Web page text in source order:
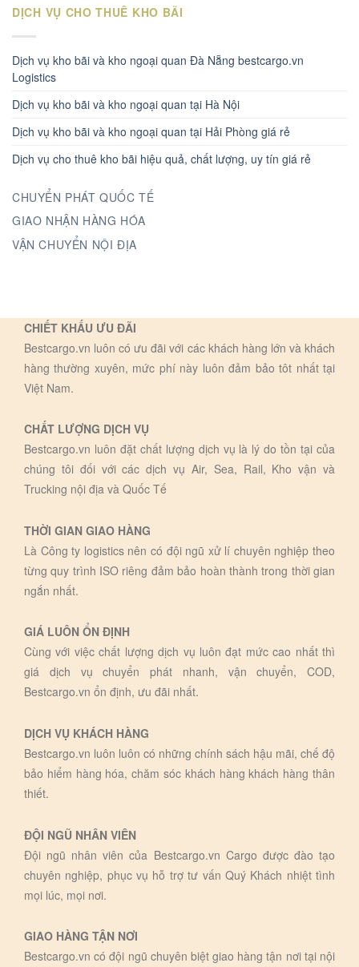
DỊCH VỤ CHO THUÊ KHO BÃI
Dịch vụ kho bãi và kho ngoại quan Đà Nẵng bestcargo.vn
Logistics
Dịch vụ kho bãi và kho ngoại quan tại Hà Nội
Dịch vụ kho bãi và kho ngoại quan tại Hải Phòng giá rẻ
Dịch vụ cho thuê kho bãi hiệu quả, chất lượng, uy tín giá rẻ
CHUYỂN PHÁT QUỐC TẾ
GIAO NHẬN HÀNG HÓA
VẬN CHUYỂN NỘI ĐỊA
CHIẾT KHẤU ƯU ĐÃI
Bestcargo.vn luôn có ưu đãi với các khách hàng lớn và khách
hàng thường xuyên, mức phí này luôn đảm bảo tôt nhất tại
Việt Nam.
CHẤT LƯỢNG DỊCH VỤ
Bestcargo.vn luôn đặt chất lượng dịch vụ là lý do tồn tại của
chúng tôi đối với các dịch vụ Air, Sea, Rail, Kho vận và
Trucking nội địa và Quốc Tế
THỜI GIAN GIAO HÀNG
Là Công ty logistics nên có đội ngũ xử lí chuyên nghiệp theo
từng quy trình ISO riêng đảm bảo hoàn thành trong thời gian
ngắn nhất.
GIÁ LUÔN ỔN ĐỊNH
Cùng với việc chất lượng dịch vụ luôn đạt mức cao nhất thì
giá dịch vụ chuyển phát nhanh, vận chuyển, COD,
Bestcargo.vn ổn định, ưu đãi nhất.
DỊCH VỤ KHÁCH HÀNG
Bestcargo.vn luôn luôn có những chính sách hậu mãi, chế độ
bảo hiểm hàng hóa, chăm sóc khách hàng khách hàng thân
thiết.
ĐỘI NGŨ NHÂN VIÊN
Đội ngũ nhân viên của Bestcargo.vn Cargo được đào tạo
chuyên nghiệp, phục vụ hỗ trợ tư vấn Quý Khách nhiệt tình
mọi lúc, mọi nơi.
GIAO HÀNG TẬN NƠI
Bestcargo.vn có đội ngũ chuyên biệt giao hàng tận nơi tại nội